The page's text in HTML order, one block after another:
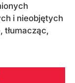
i nieobjętych
tłumacząc,